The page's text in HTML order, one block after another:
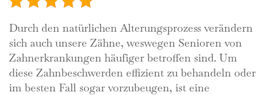
Durch den natürlichen Alterungsprozess verändern
sich auch unsere Zähne, weswegen Senioren von
Zahnerkrankungen häufiger betroffen sind. Um
diese Zahnbeschwerden effizient zu behandeln oder
im besten Fall sogar vorzubeugen, ist eine